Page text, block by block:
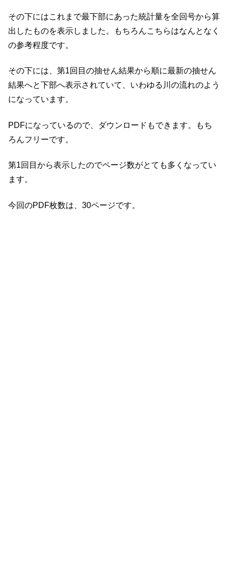
その下にはこれまで最下部にあった統計量を全回号から算
出したものを表示しました。もちろんこちらはなんとなく
の参考程度です。
その下には、第1回目の抽せん結果から順に最新の抽せん
結果へと下部へ表示されていて、いわゆる川の流れのよう
になっています。
PDFになっているので、ダウンロードもできます。もち
ろんフリーです。
第1回目から表示したのでページ数がとても多くなってい
ます。
今回のPDF枚数は、30ページです。